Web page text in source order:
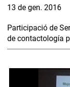
13 de gen. 2016
Participació de
de contactología